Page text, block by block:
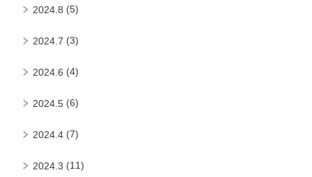
2024.8 (5)
2024.7 (3)
2024.6 (4)
2024.5 (6)
2024.4 (7)
2024.3 (11)